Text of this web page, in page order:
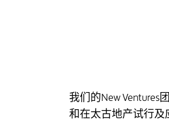
我们的New
和在太古地产试行及